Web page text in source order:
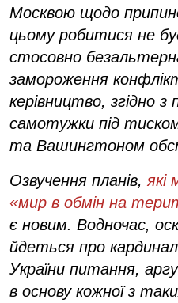
Москвою щодо
цьому робитися не
стосовно
замороження
керівництво, згідно
самотужки під
та Вашингтоном
Озвучення планів, які
«мир в обмін на
є новим. Водночас,
йдеться про
України питання,
в основу кожної з